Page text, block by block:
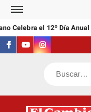
Saltar
contenidoel 12º Día Anual
Facebook
YoutubeInstagram
Buscar